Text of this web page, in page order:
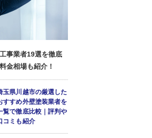
事業者19選を徹底
金相場も紹介！
玉県川越市の厳選した
すすめ外壁塗装業者を
覧で徹底比較｜評判や
コミも紹介